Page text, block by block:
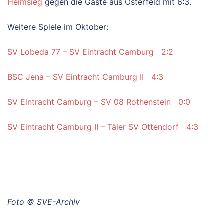
Weitere Spiele im Oktober:
SV Lobeda 77 – SV Eintracht Camburg 2:2
BSC Jena – SV Eintracht Camburg II 4:3
SV Eintracht Camburg – SV 08 Rothenstein 0:0
SV Eintracht Camburg II – Täler SV Ottendorf 4:3
Foto © SVE-Archiv